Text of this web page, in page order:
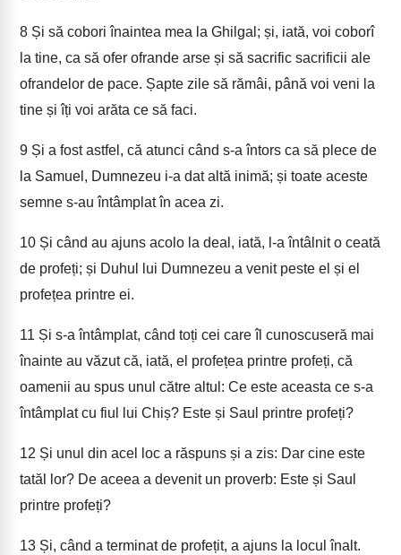
8 Și să cobori înaintea mea la Ghilgal; și, iată, voi coborî
la tine, ca să ofer ofrande arse și să sacrific sacrificii ale
ofrandelor de pace. Șapte zile să rămâi, până voi veni la
tine și îți voi arăta ce să faci.
9 Și a fost astfel, că atunci când s-a întors ca să plece de
la Samuel, Dumnezeu i-a dat altă inimă; și toate aceste
semne s-au întâmplat în acea zi.
10 Și când au ajuns acolo la deal, iată, l-a întâlnit o ceată
de profeți; și Duhul lui Dumnezeu a venit peste el și el
profețea printre ei.
11 Și s-a întâmplat, când toți cei care îl cunoscuseră mai
înainte au văzut că, iată, el profețea printre profeți, că
oamenii au spus unul către altul: Ce este aceasta ce s-a
întâmplat cu fiul lui Chiș? Este și Saul printre profeți?
12 Și unul din acel loc a răspuns și a zis: Dar cine este
tatăl lor? De aceea a devenit un proverb: Este și Saul
printre profeți?
13 Și, când a terminat de profețit, a ajuns la locul înalt.